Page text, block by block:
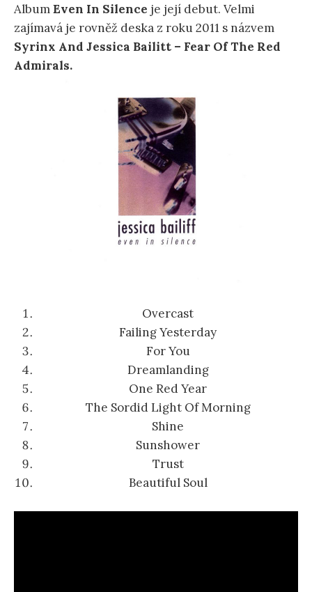
AlbumEven In Silence je její debut. Velmi
zajímavá je rovněž deska z roku 2011 s názvem
Syrinx And Jessica Bailitt – Fear Of The Red
Admirals.
Overcast
Failing Yesterday
For You
Dreamlanding
One Red Year
The Sordid Light Of Morning
Shine
Sunshower
Trust
Beautiful Soul